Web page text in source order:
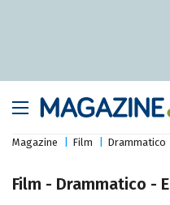
Magazine Film Drammatico
Film - Drammatico - E